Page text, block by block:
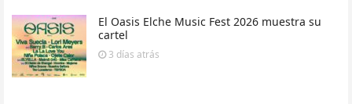
El Oasis Elche Music Fest 2026 muestra su
cartel
3 días atrás